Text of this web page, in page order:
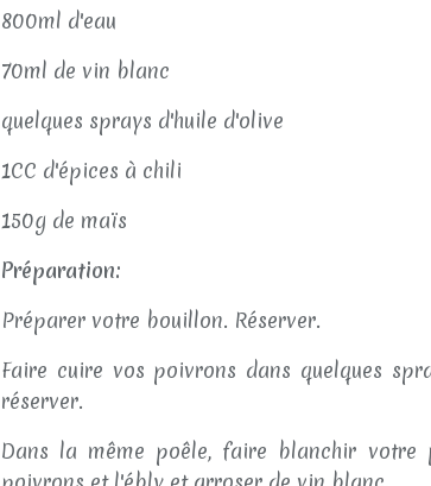
800ml d'eau
70ml de vin blanc
quelques sprays d'huile d'olive
1CC d'épices à chili
150g de maïs
Préparation:
Préparer votre bouillon. Réserver.
Faire cuire vos poivrons dans quelques
réserver.
Dans la même poêle, faire blanchir votre